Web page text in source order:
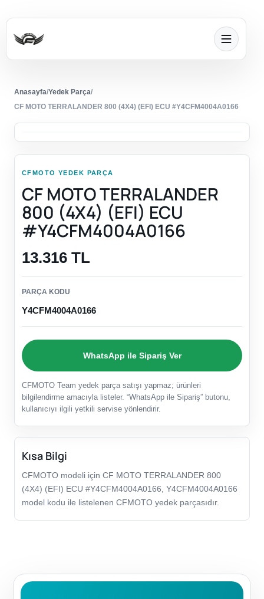
Anasayfa/Yedek Parça/
CF MOTO TERRALANDER 800 (4X4) (EFI) ECU #Y4CFM4004A0166
CFMOTO YEDEK PARÇA
CF MOTO TERRALANDER
800 (4X4) (EFI) ECU
#Y4CFM4004A0166
13.316 TL
PARÇA KODU
Y4CFM4004A0166
WhatsApp ile Sipariş Ver
CFMOTO Team yedek parça satışı yapmaz; ürünleri
bilgilendirme amacıyla listeler. “WhatsApp ile Sipariş” butonu,
kullanıcıyı ilgili yetkili servise yönlendirir.
Kısa Bilgi
CFMOTO modeli için CF MOTO TERRALANDER 800
(4X4) (EFI) ECU #Y4CFM4004A0166, Y4CFM4004A0166
model kodu ile listelenen CFMOTO yedek parçasıdır.